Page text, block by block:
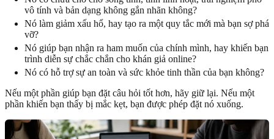
vô tính và bản dạng không gắn nhãn không?
Nó làm giảm xấu hổ, hay tạo ra một quy tắc mới mà bạn sợ phá
vỡ?
Nó giúp bạn nhận ra ham muốn của chính mình, hay khiến bạn
trình diễn sự chắc chắn cho khán giả online?
Nó có hỗ trợ sự an toàn và sức khỏe tinh thần của bạn không?
Nếu một phần giúp bạn đặt câu hỏi tốt hơn, hãy giữ lại. Nếu một
phần khiến bạn thấy bị mắc kẹt, bạn được phép đặt nó xuống.